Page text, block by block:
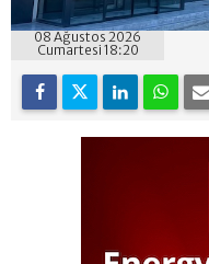
08 Ağustos 2026
Cumartesi 18:20